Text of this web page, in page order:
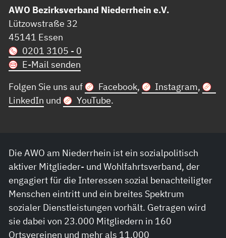
AWO Bezirksverband Niederrhein e.V.
Lützowstraße 32
45141 Essen
0201 3105 - 0
E-Mail senden
Folgen Sie uns auf
Facebook, Instagram,
LinkedIn und YouTube.
Die AWO am Niederrhein ist ein sozialpolitisch
aktiver Mitglieder- und Wohlfahrtsverband, der
engagiert für die Interessen sozial benachteiligter
Menschen eintritt und ein breites Spektrum
sozialer Dienstleistungen vorhält. Getragen wird
sie dabei von 23.000 Mitgliedern in 160
Ortsvereinen und mehr als 11.000